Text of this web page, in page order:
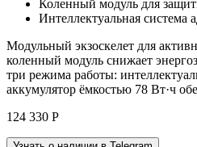
Коленный модуль для
Интеллектуальная система
Модульный экзоскелет для
коленный модуль снижает
три режима работы:
аккумулятор ёмкостью 78 Вт·ч
124 330 Р